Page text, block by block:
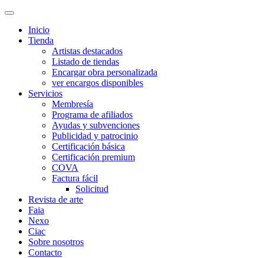
Inicio
Tienda
Artistas destacados
Listado de tiendas
Encargar obra personalizada
ver encargos disponibles
Servicios
Membresía
Programa de afiliados
Ayudas y subvenciones
Publicidad y patrocinio
Certificación básica
Certificación premium
COVA
Factura fácil
Solicitud
Revista de arte
Faia
Nexo
Ciac
Sobre nosotros
Contacto